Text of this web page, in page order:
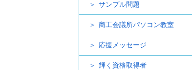
サンプル問題
商工会議所パソコン教室
応援メッセージ
輝く資格取得者